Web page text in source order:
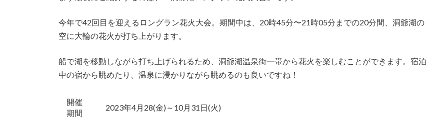
今年で42回目を迎えるロングラン花火大会。期間中は、20時45分〜21時05分までの20分間、洞爺湖の
空に大輪の花火が打ち上がります。
船で湖を移動しながら打ち上げられるため、洞爺湖温泉街一帯から花火を楽しむことができます。宿泊
中の宿から眺めたり、温泉に浸かりながら眺めるのも良いですね！
開催
期間
2023年4月28(金)～10月31日(火)